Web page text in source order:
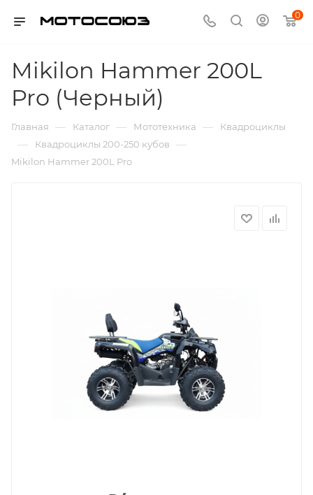
0
Mikilon Hammer 200L
Pro (Черный)
Главная — Каталог — Мототехника — Квадроциклы
— Квадроциклы 200-250 кубов —
Mikilon Hammer 200L Pro